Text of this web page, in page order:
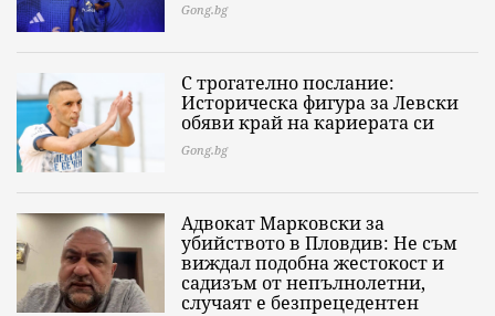
Gong.bg
С трогателно послание:
Историческа фигура за Левски
обяви край на кариерата си
Gong.bg
Адвокат Марковски за
убийството в Пловдив: Не съм
виждал подобна жестокост и
садизъм от непълнолетни,
случаят е безпрецедентен